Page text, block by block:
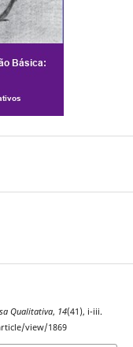
Qualitativa, 14(41), i-iii.
view/1869